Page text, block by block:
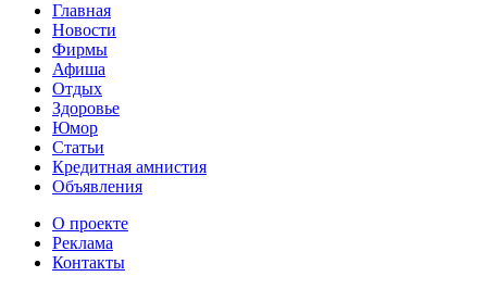
Главная
Новости
Фирмы
Афиша
Отдых
Здоровье
Юмор
Статьи
Кредитная амнистия
Объявления
О проекте
Реклама
Контакты